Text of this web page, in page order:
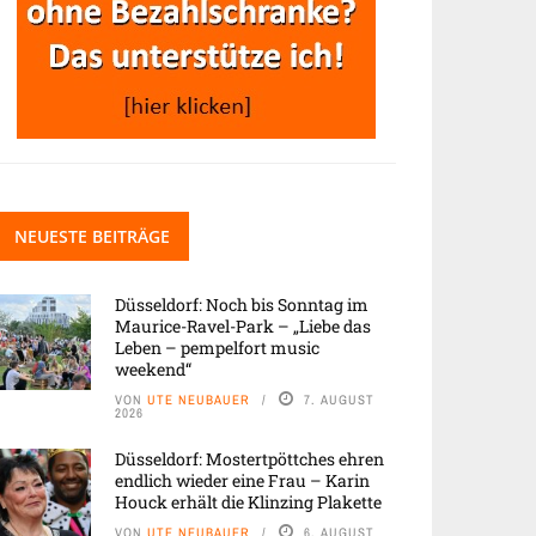
NEUESTE BEITRÄGE
Düsseldorf: Noch bis Sonntag im
Maurice-Ravel-Park – „Liebe das
Leben – pempelfort music
weekend“
VON UTE NEUBAUER 7. AUGUST
2026
Düsseldorf: Mostertpöttches ehren
endlich wieder eine Frau – Karin
Houck erhält die Klinzing Plakette
VON UTE NEUBAUER 6. AUGUST